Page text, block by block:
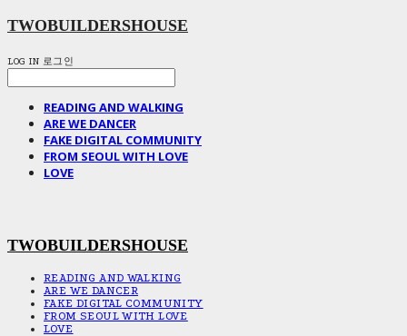
TWOBUILDERSHOUSE
LOG IN 로그인
READING AND WALKING
ARE WE DANCER
FAKE DIGITAL COMMUNITY
FROM SEOUL WITH LOVE
LOVE
TWOBUILDERSHOUSE
READING AND WALKING
ARE WE DANCER
FAKE DIGITAL COMMUNITY
FROM SEOUL WITH LOVE
LOVE